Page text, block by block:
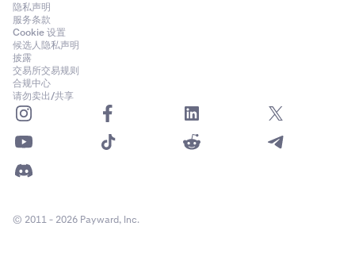
隐私声明
服务条款
Cookie 设置
候选人隐私声明
披露
交易所交易规则
合规中心
请勿卖出/共享
© 2011 - 2026 Payward, Inc.